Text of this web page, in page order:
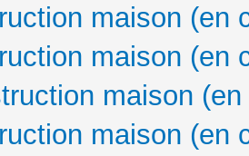
maison (en
maison (en
maison
maison (en